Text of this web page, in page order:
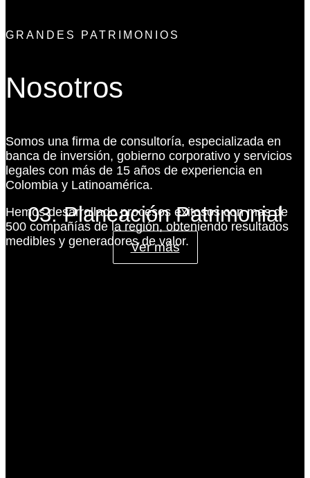
03. Planeación Patrimonial
Ver más
GRANDES PATRIMONIOS
Nosotros
Somos una firma de consultoría, especializada en
banca de inversión, gobierno corporativo y servicios
legales con más de 15 años de experiencia en
Colombia y Latinoamérica.
Hemos desarrollado procesos exitosos con mas de
500 compañías de la región, obteniendo resultados
medibles y generadores de valor.